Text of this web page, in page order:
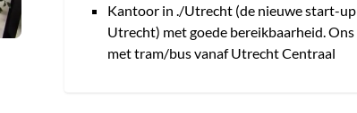
Kantoor in ./Utrecht (de nieuwe start-
Utrecht) met goede bereikbaarheid.
met tram/bus vanaf Utrecht Centraal